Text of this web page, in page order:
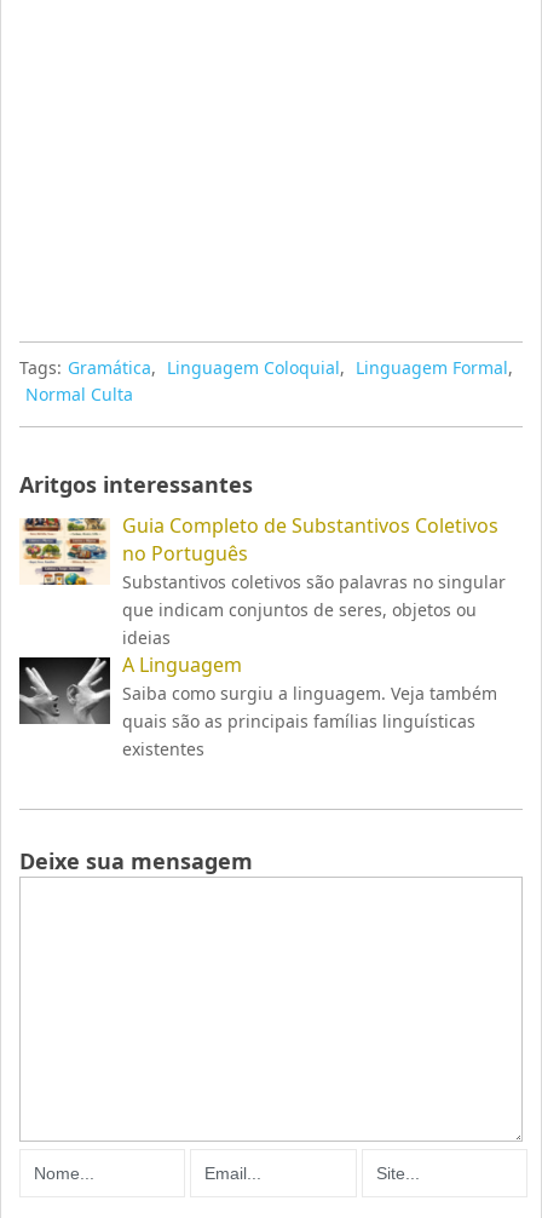
Tags: Gramática, Linguagem Coloquial, Linguagem Formal,
Normal Culta
Aritgos interessantes
Guia Completo de Substantivos Coletivos
no Português
Substantivos coletivos são palavras no singular
que indicam conjuntos de seres, objetos ou
ideias
A Linguagem
Saiba como surgiu a linguagem. Veja também
quais são as principais famílias linguísticas
existentes
Deixe sua mensagem